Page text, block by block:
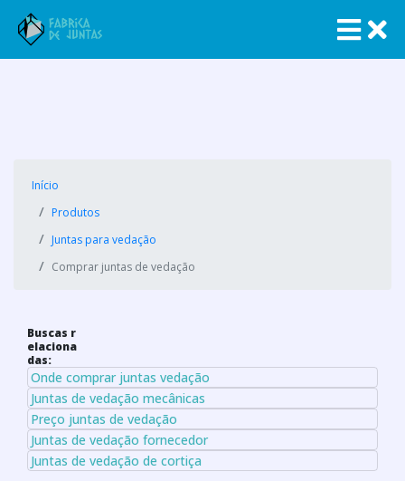
Início
Produtos
Juntas para vedação
Comprar juntas de vedação
Buscas r
elaciona
das:
Onde comprar juntas vedação
Juntas de vedação mecânicas
Preço juntas de vedação
Juntas de vedação fornecedor
Juntas de vedação de cortiça